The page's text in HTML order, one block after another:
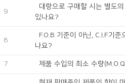
9
있나요?
8
나요?
7 제품 수입의 최소 수량